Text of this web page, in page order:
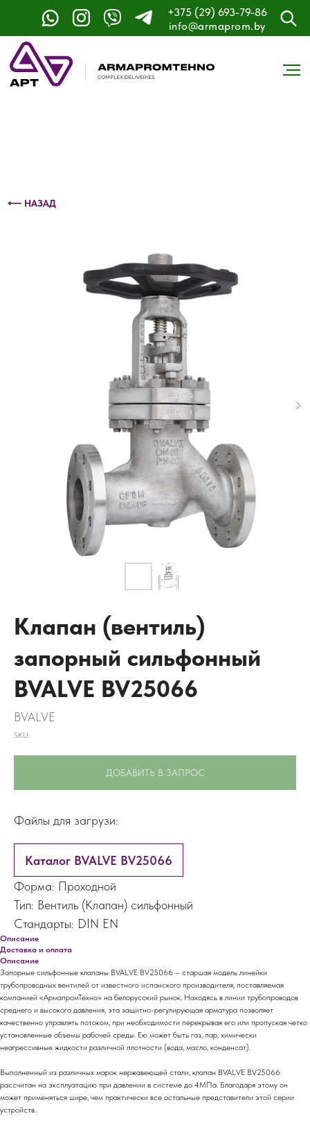
+375 (29) 693-79-86
info@armaprom.by
Контактный телефон: +375 (29) 693-79-86
⟵ НАЗАД
Клапан (вентиль)
запорный сильфонный
BVALVE BV25066
BVALVE
SKU:
ДОБАВИТЬ В ЗАПРОС
Файлы для загрузи:
Каталог BVALVE BV25066
Форма: Проходной
Тип: Вентиль (Клапан) сильфонный
Стандарты: DIN EN
Описание
Доставка и оплата
Описание
Запорные сильфонные клапаны BVALVE BV25066 – старшая модель линейки
трубопроводных вентилей от известного испанского производителя, поставляемая
компанией «АрмапромТехно» на белорусский рынок. Находясь в линии трубопроводов
среднего и высокого давления, эта защитно-регулирующая арматура позволяет
качественно управлять потоком, при необходимости перекрывая его или пропуская четко
установленные объемы рабочей среды. Ею может быть газ, пар, химически
неагрессивные жидкости различной плотности (вода, масло, конденсат).
Выполненный из различных марок нержавеющей стали, клапан BVALVE BV25066
рассчитан на эксплуатацию при давлении в системе до 4МПа. Благодаря этому он
может применяться шире, чем практически все остальные представители этой серии
устройств.